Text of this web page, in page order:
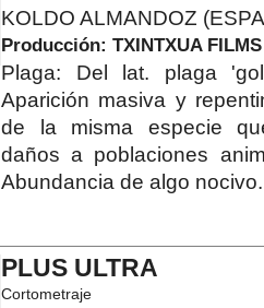
KOLDO ALMANDOZ
Producción: TXINTXUA
Plaga: Del lat. plaga
Aparición masiva y
de la misma especie
daños a poblaciones
Abundancia de algo nocivo.
PLUS ULTRA
Cortometraje